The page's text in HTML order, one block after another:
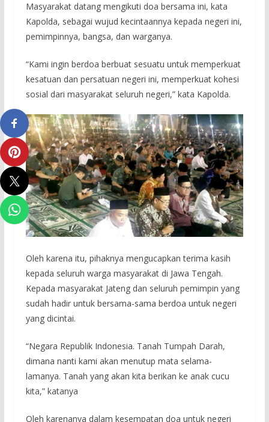
Masyarakat datang mengikuti doa bersama ini, kata
Kapolda, sebagai wujud kecintaannya kepada negeri ini,
pemimpinnya, bangsa, dan warganya.
“Kami ingin berdoa berbuat sesuatu untuk memperkuat
kesatuan dan persatuan negeri ini, memperkuat kohesi
sosial dari masyarakat seluruh negeri,” kata Kapolda.
Oleh karena itu, pihaknya mengucapkan terima kasih
kepada seluruh warga masyarakat di Jawa Tengah.
Kepada masyarakat Jateng dan seluruh pemimpin yang
sudah hadir untuk bersama-sama berdoa untuk negeri
yang dicintai.
“Negara Republik Indonesia. Tanah Tumpah Darah,
dimana nanti kami akan menutup mata selama-
lamanya. Tanah yang akan kita berikan ke anak cucu
kita,” katanya
Oleh karenanya dalam kesempatan doa untuk negeri